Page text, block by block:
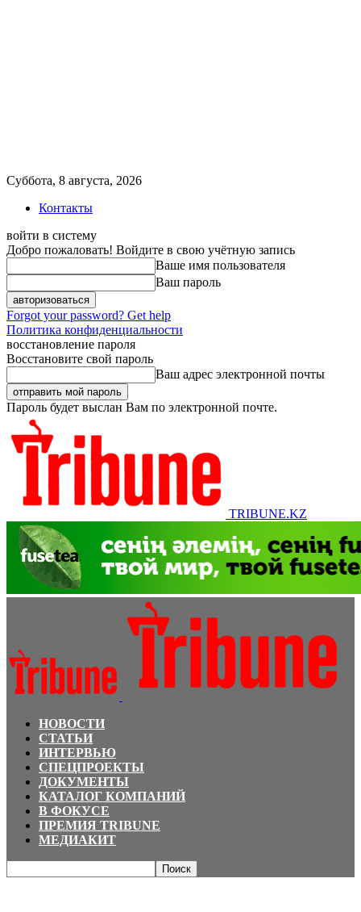
Суббота, 8 августа, 2026
Контакты
войти в систему
Добро пожаловать! Войдите в свою учётную запись
Ваше имя пользователя
Ваш пароль
Forgot your password? Get help
Политика конфиденциальности
восстановление пароля
Восстановите свой пароль
Ваш адрес электронной почты
Пароль будет выслан Вам по электронной почте.
TRIBUNE.KZ
НОВОСТИ
СТАТЬИ
ИНТЕРВЬЮ
СПЕЦПРОЕКТЫ
ДОКУМЕНТЫ
КАТАЛОГ КОМПАНИЙ
В ФОКУСЕ
ПРЕМИЯ TRIBUNE
МЕДИАКИТ